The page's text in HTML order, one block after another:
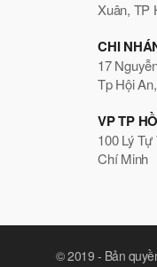
Xuân, TP
CHI
17
Tp Hội
VP TP
100 Lý
Chí Minh
© 2019 - Bản